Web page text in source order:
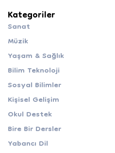
Kategoriler
Sanat
Müzik
Yaşam & Sağlık
Bilim Teknoloji
Sosyal Bilimler
Kişisel Gelişim
Okul Destek
Bire Bir Dersler
Yabancı Dil